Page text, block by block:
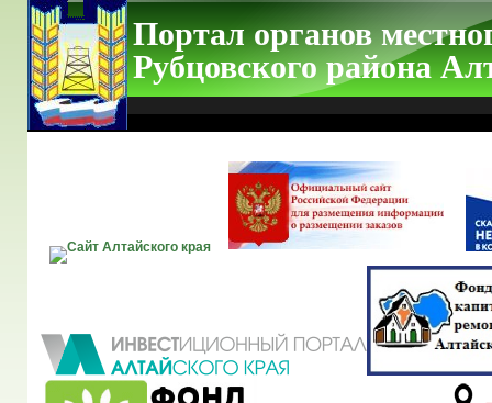
Портал органов
Рубцовского района